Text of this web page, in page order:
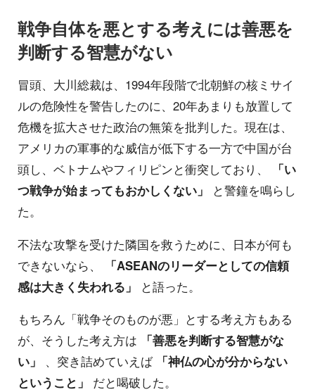
戦争自体を悪とする考えには善悪を
判断する智慧がない
冒頭、大川総裁は、1994年段階で北朝鮮の核ミサイ
ルの危険性を警告したのに、20年あまりも放置して
危機を拡大させた政治の無策を批判した。現在は、
アメリカの軍事的な威信が低下する一方で中国が台
頭し、ベトナムやフィリピンと衝突しており、
「い
つ戦争が始まってもおかしくない」
と警鐘を鳴らし
た。
不法な攻撃を受けた隣国を救うために、日本が何も
できないなら、
「ASEANのリーダーとしての信頼
感は大きく失われる」
と語った。
もちろん「戦争そのものが悪」とする考え方もある
が、そうした考え方は
「善悪を判断する智慧がな
い」
、突き詰めていえば 「神仏の心が分からない
ということ」
だと喝破した。